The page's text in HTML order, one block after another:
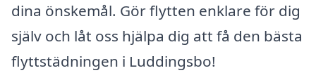
dina önskemål. Gör flytten enklare för dig
själv och låt oss hjälpa dig att få den bästa
flyttstädningen i Luddingsbo!